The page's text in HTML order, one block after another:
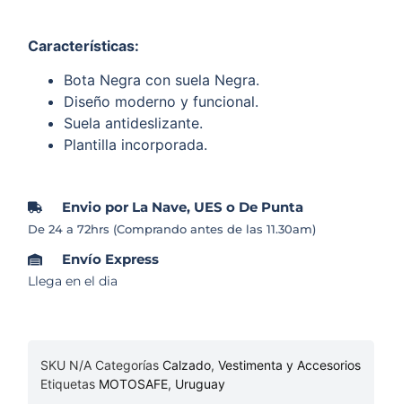
Características:
Bota Negra con suela Negra.
Diseño moderno y funcional.
Suela antideslizante.
Plantilla incorporada.
Envio por La Nave, UES o De Punta
De 24 a 72hrs (Comprando antes de las 11.30am)
Envío Express
Llega en el dia
SKU N/A Categorías Calzado,Vestimenta y Accesorios
Etiquetas MOTOSAFE, Uruguay